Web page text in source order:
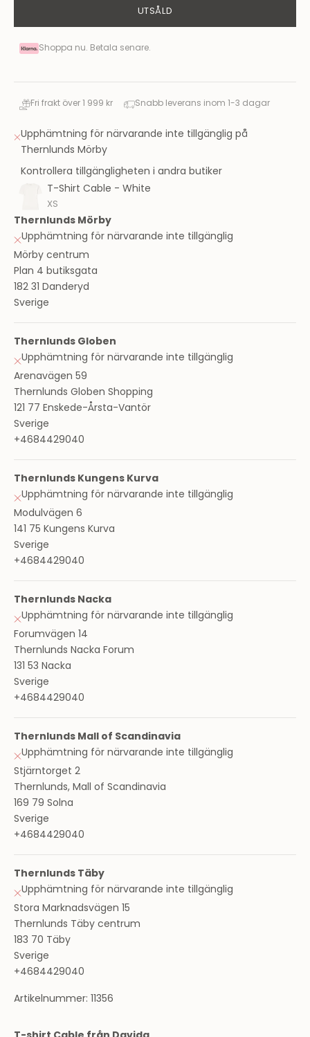
UTSÅLD
Shoppa nu. Betala senare.
Fri frakt över 1 999 kr Snabb leverans inom 1-3 dagar
Upphämtning för närvarande inte tillgänglig på
Thernlunds Mörby
Kontrollera tillgängligheten i andra butiker
T-Shirt Cable - White
XS
Thernlunds Mörby
Upphämtning för närvarande inte tillgänglig
Mörby centrum
Plan 4 butiksgata
182 31 Danderyd
Sverige
Thernlunds Globen
Upphämtning för närvarande inte tillgänglig
Arenavägen 59
Thernlunds Globen Shopping
121 77 Enskede-Årsta-Vantör
Sverige
+4684429040
Thernlunds Kungens Kurva
Upphämtning för närvarande inte tillgänglig
Modulvägen 6
141 75 Kungens Kurva
Sverige
+4684429040
Thernlunds Nacka
Upphämtning för närvarande inte tillgänglig
Forumvägen 14
Thernlunds Nacka Forum
131 53 Nacka
Sverige
+4684429040
Thernlunds Mall of Scandinavia
Upphämtning för närvarande inte tillgänglig
Stjärntorget 2
Thernlunds, Mall of Scandinavia
169 79 Solna
Sverige
+4684429040
Thernlunds Täby
Upphämtning för närvarande inte tillgänglig
Stora Marknadsvägen 15
Thernlunds Täby centrum
183 70 Täby
Sverige
+4684429040
Artikelnummer: 11356